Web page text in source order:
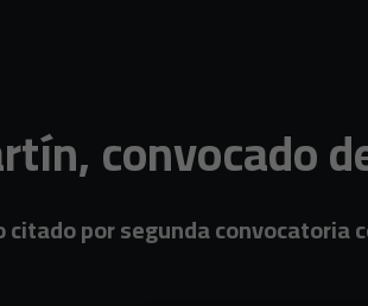
convocado
citado por segunda